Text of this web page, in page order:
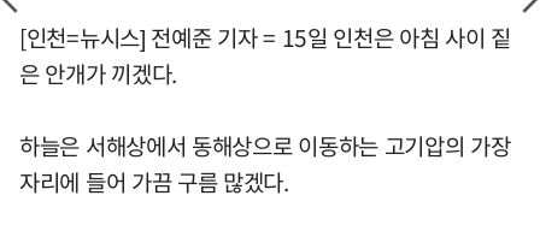
[인천=뉴시스] 전예준 기자 = 15일 인천은 아침 사이 짙
은 안개가 끼겠다.
하늘은 서해상에서 동해상으로 이동하는 고기압의 가장
자리에 들어 가끔 구름 많겠다.